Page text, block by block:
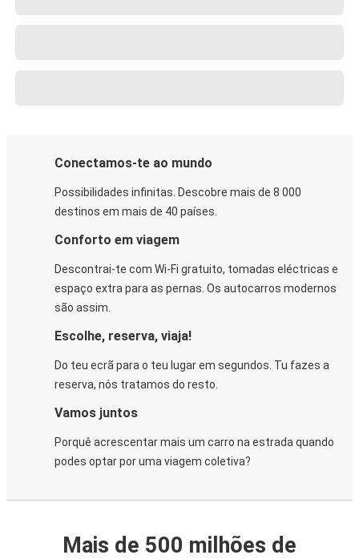
Conectamos-te ao mundo
Possibilidades infinitas. Descobre mais de 8 000
destinos em mais de 40 países.
Conforto em viagem
Descontrai-te com Wi-Fi gratuito, tomadas eléctricas e
espaço extra para as pernas. Os autocarros modernos
são assim.
Escolhe, reserva, viaja!
Do teu ecrã para o teu lugar em segundos. Tu fazes a
reserva, nós tratamos do resto.
Vamos juntos
Porquê acrescentar mais um carro na estrada quando
podes optar por uma viagem coletiva?
Mais de 500 milhões de